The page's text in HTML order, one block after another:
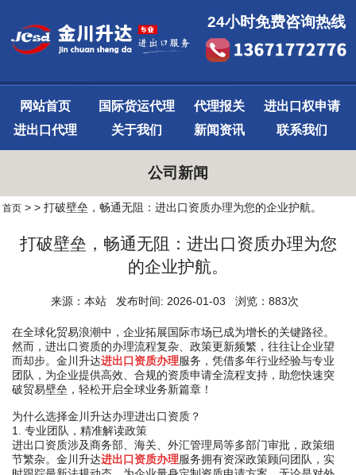
24小时免费咨询热线
网站首页 国际货运代理 代理报关
进出口权申请
进出口代理
关于我们 新闻资讯 联系我们
公司新闻
首页 > > 打破壁垒，畅通无阻：进出口资质办理为您的企业护航。
打破壁垒，畅通无阻：进出口资质办理为您
的企业护航。
来源：本站 发布时间: 2026-01-03 浏览：883次
在全球化贸易浪潮中，企业拓展国际市场已成为增长的关键路径。
然而，进出口资质的办理流程复杂、政策更新频繁，往往让企业望
而却步。金川升达进出口资质办理服务，凭借多年行业经验与专业
团队，为企业提供高效、合规的资质申请全流程支持，助您快速突
破贸易壁垒，轻松开启全球业务新篇章！
为什么选择金川升达办理进出口资质？
1. 专业团队，精准解读政策
进出口资质涉及商务部、海关、外汇管理局等多部门审批，政策细
节繁杂。金川升达进出口资质办理服务拥有资深政策顾问团队，实